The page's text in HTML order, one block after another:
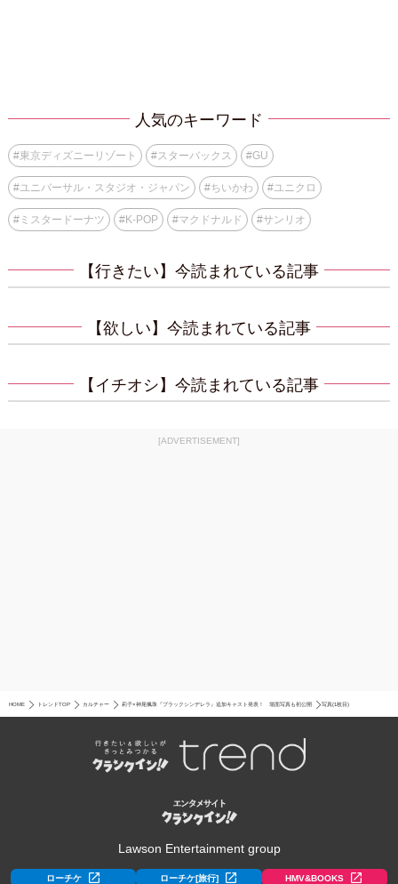
人気のキーワード
#東京ディズニーリゾート #スターバックス #GU
#ユニバーサル・スタジオ・ジャパン #ちいかわ #ユニクロ
#ミスタードーナツ #K-POP #マクドナルド #サンリオ
【行きたい】今読まれている記事
【欲しい】今読まれている記事
【イチオシ】今読まれている記事
[ADVERTISEMENT]
HOME トレンドTOP カルチャー 莉子×神尾楓珠『ブラックシンデレラ』追加キャスト発表！ 場面写真も初公開 写真(1枚目)
Lawson Entertainment group
ローチケ ローチケ[旅行] HMV&BOOKS